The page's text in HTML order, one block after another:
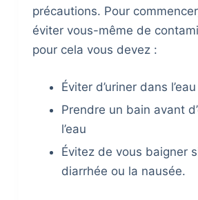
précautions. Pour
éviter vous-même de
pour cela vous devez :
Éviter d’uriner dans l’eau
Prendre un bain avant
l’eau
Évitez de vous baigner
diarrhée ou la nausée.